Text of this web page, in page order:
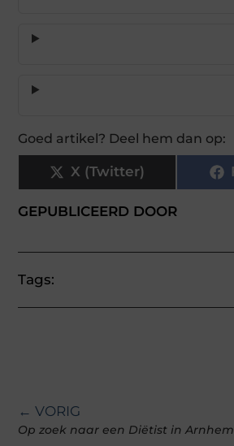
Goed artikel? Deel hem dan op:
X (Twitter)
GEPUBLICEERD DOOR
Tags:
← VORIG
Op zoek naar een Diëtist in